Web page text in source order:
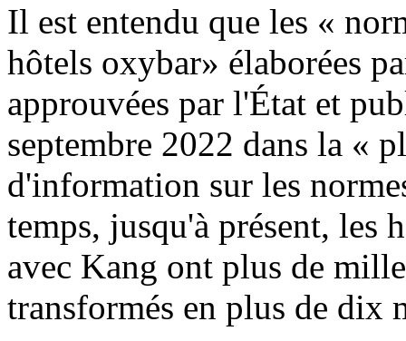
Il est entendu que les «
hôtels oxybar» élaborées
approuvées par l'État et
septembre 2022 dans la «
d'information sur les
temps, jusqu'à présent, les
avec Kang ont plus de
transformés en plus de dix